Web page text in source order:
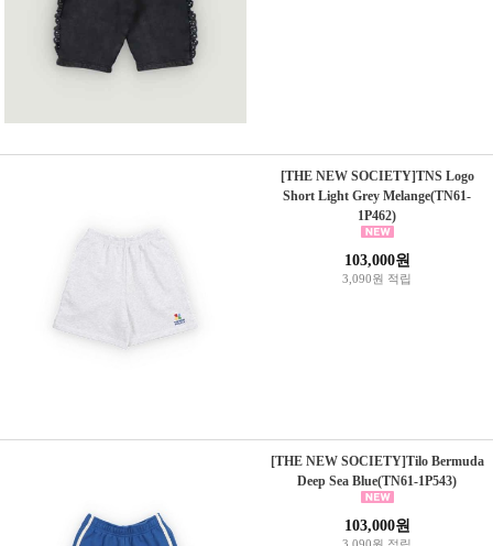
[THE NEW SOCIETY]TNS Logo
Short Light Grey Melange(TN61-
1P462)
103,000원
3,090원 적립
[THE NEW SOCIETY]Tilo Bermuda
Deep Sea Blue(TN61-1P543)
103,000원